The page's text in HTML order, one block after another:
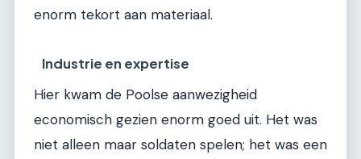
enorm tekort aan materiaal.
Industrie en expertise
Hier kwam de Poolse aanwezigheid
economisch gezien enorm goed uit. Het was
niet alleen maar soldaten spelen; het was een